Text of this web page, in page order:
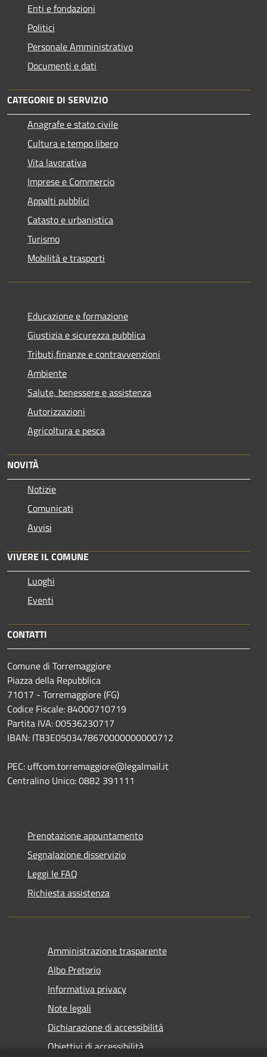
Enti e fondazioni
Politici
Personale Amministrativo
Documenti e dati
CATEGORIE DI SERVIZIO
Anagrafe e stato civile
Cultura e tempo libero
Vita lavorativa
Imprese e Commercio
Appalti pubblici
Catasto e urbanistica
Turismo
Mobilità e trasporti
Educazione e formazione
Giustizia e sicurezza pubblica
Tributi,finanze e contravvenzioni
Ambiente
Salute, benessere e assistenza
Autorizzazioni
Agricoltura e pesca
NOVITÀ
Notizie
Comunicati
Avvisi
VIVERE IL COMUNE
Luoghi
Eventi
CONTATTI
Comune di Torremaggiore
Piazza della Repubblica
71017 - Torremaggiore (FG)
Codice Fiscale: 84000710719
Partita IVA: 00536230717
IBAN: IT83E0503478670000000000712
PEC: uffcom.torremaggiore@legalmail.it
Centralino Unico: 0882 391111
Prenotazione appuntamento
Segnalazione disservizio
Leggi le FAQ
Richiesta assistenza
Amministrazione trasparente
Albo Pretorio
Informativa privacy
Note legali
Dichiarazione di accessibilità
Obiettivi di accessibilità